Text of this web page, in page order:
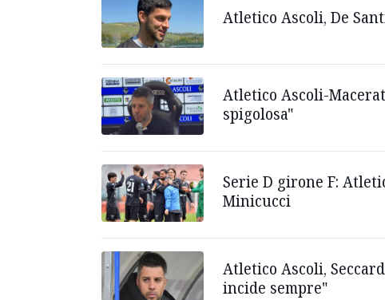
Atletico Ascoli, De
Atletico Ascoli-
spigolosa"
Serie D girone F:
Minicucci
Atletico Ascoli,
incide sempre"